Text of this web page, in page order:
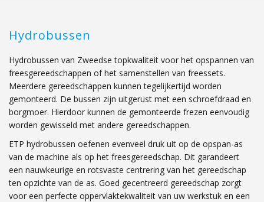
Hydrobussen
Hydrobussen van Zweedse topkwaliteit voor het opspannen van
freesgereedschappen of het samenstellen van freessets.
Meerdere gereedschappen kunnen tegelijkertijd worden
gemonteerd. De bussen zijn uitgerust met een schroefdraad en
borgmoer. Hierdoor kunnen de gemonteerde frezen eenvoudig
worden gewisseld met andere gereedschappen.
ETP hydrobussen oefenen evenveel druk uit op de opspan-as
van de machine als op het freesgereedschap. Dit garandeert
een nauwkeurige en rotsvaste centrering van het gereedschap
ten opzichte van de as. Goed gecentreerd gereedschap zorgt
voor een perfecte oppervlakte­kwaliteit van uw werkstuk en een